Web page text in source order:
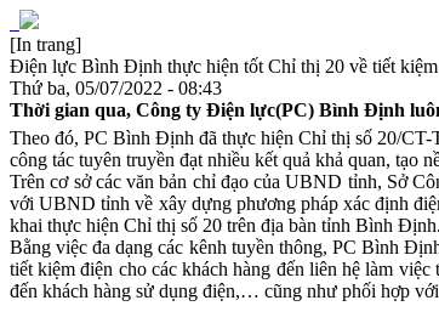
[In trang]
Điện lực Bình Định thực hiện tốt Chỉ thị 20 về tiết kiệm
Thứ ba, 05/07/2022 - 08:43
Thời gian qua, Công ty Điện lực(PC) Bình Định
Theo đó, PC Bình Định đã thực hiện Chỉ thị số 20/
công tác tuyên truyền đạt nhiều kết quả khả quan, tạo
Trên cơ sở các văn bản chỉ đạo của UBND tỉnh, Sở
với UBND tỉnh về xây dựng phương pháp xác định
khai thực hiện Chỉ thị số 20 trên địa bàn tỉnh Bình Định.
Bằng việc đa dạng các kênh tuyền thông, PC Bình
tiết kiệm điện cho các khách hàng đến liên hệ làm
đến khách hàng sử dụng điện,… cũng như phối hợp